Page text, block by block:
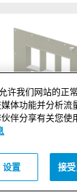
AISI316 KIT
许我们网站的正
体功能并分析流
伴分享有关您使
设置 接